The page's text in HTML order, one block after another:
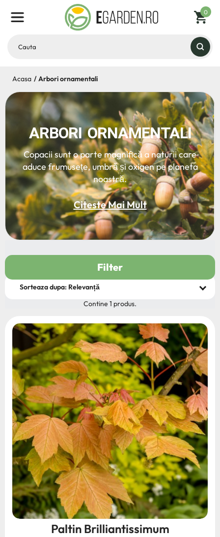
0
Acasa Arbori ornamentali
ARBORI ORNAMENTALI
Copacii sunt o parte magnifică a naturii care
aduce frumusețe, umbră și oxigen pe planeta
noastră.
Citeste Mai Mult
Contine 1 produs.
Filter
Paltin Brilliantissimum